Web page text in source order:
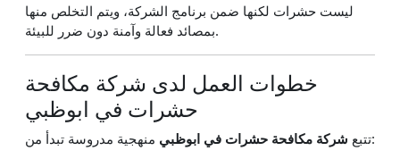
ليست حشرات لكنها ضمن برنامج الشركة، ويتم التخلص منها
بمصائد فعالة وآمنة دون ضرر للبيئة.
خطوات العمل لدى شركة مكافحة
حشرات في ابوظبي
تتبع شركة مكافحة حشرات في ابوظبي
منهجية مدروسة تبدأ من: